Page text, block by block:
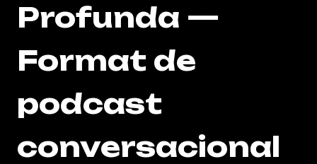
Profunda —
Format de
podcast
conversacional